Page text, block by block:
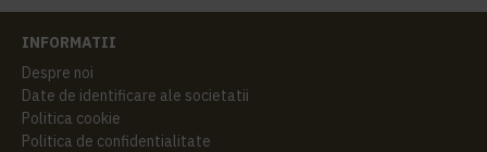
INFORMATII
Despre noi
Date de identificare ale societatii
Politica cookie
Politica de confidentialitate